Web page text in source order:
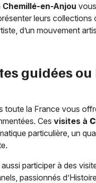
Chemillé-en-Anjou
leurs
d’un mouvement
guidées
toute la France vous
Ces visites à
particulière, un
participer à des
passionnés